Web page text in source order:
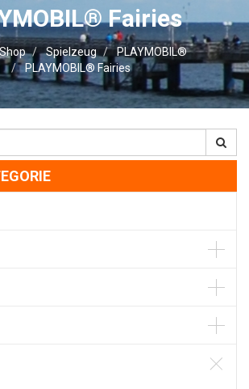
Fairies
Spielzeug
PLAYMOBIL®
PLAYMOBIL® Fairies